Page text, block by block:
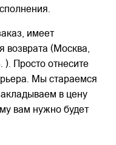
имеет
возврата (Москва,
Просто отнесите
Мы стараемся
в цену
вам нужно будет